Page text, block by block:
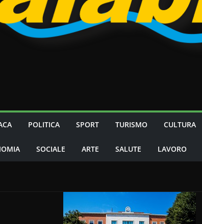
POLITICA SPORT TURISMO CULTURA
SOCIALE ARTE SALUTE LAVORO